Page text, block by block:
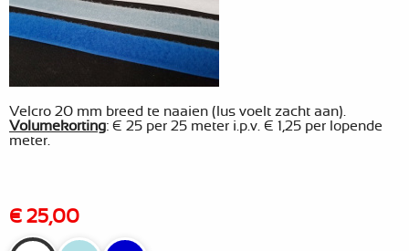
Velcro 20 mm breed te naaien (lus voelt zacht aan).
Volumekorting: € 25 per 25 meter i.p.v. € 1,25 per lopende
meter.
€ 25,00